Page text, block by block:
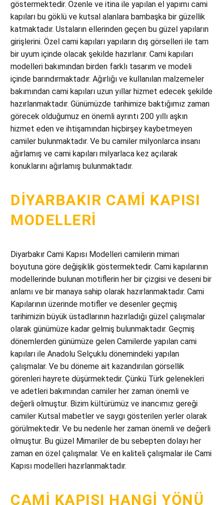
göstermektedir. Özenle ve itina ile yapılan el yapımı cami
kapıları bu göklü ve kutsal alanlara bambaşka bir güzellik
katmaktadır. Ustaların ellerinden geçen bu güzel yapıların
girişlerini. Özel cami kapıları yapıların dış görselleri ile tam
bir uyum içinde olacak şekilde hazırlanır. Cami kapıları
modelleri bakımından birden farklı tasarım ve modeli
içinde barındırmaktadır. Ağırlığı ve kullanılan malzemeler
bakımından cami kapıları uzun yıllar hizmet edecek şekilde
hazırlanmaktadır. Günümüzde tarihimize baktığımız zaman
görecek olduğumuz en önemli ayrıntı 200 yıllı aşkın
hizmet eden ve ihtişamından hiçbirşey kaybetmeyen
camiler bulunmaktadır. Ve bu camiler milyonlarca insanı
ağırlamış ve cami kapıları milyarlaca kez açılarak
konuklarını ağırlamış bulunmaktadır.
DIYARBAKIR CAMI KAPISI
MODELLERI
Diyarbakır Cami Kapısı Modelleri camilerin mimari
boyutuna göre değişiklik göstermektedir. Cami kapılarının
modellerinde bulunan motiflerin her bir çizgisi ve deseni bir
anlamı ve bir manaya sahip olarak hazırlanmaktadır. Cami
Kapılarının üzerinde motifler ve desenler geçmiş
tarihimizin büyük üstadlarının hazırladığı güzel çalışmalar
olarak günümüze kadar gelmiş bulunmaktadır. Geçmiş
dönemlerden günümüze gelen Camilerde yapılan cami
kapıları ile Anadolu Selçuklu dönemindeki yapılan
çalışmalar. Ve bu döneme ait kazandırılan görsellik
görenleri hayrete düşürmektedir. Çünkü Türk gelenekleri
ve adetleri bakımından camiler her zaman önemli ve
değerli olmuştur. Bizim kültürümüz ve inancımız gereği
camiler Kutsal mabetler ve saygı gösterilen yerler olarak
görülmektedir. Ve bu nedenle her zaman önemli ve değerli
olmuştur. Bu güzel Mimariler de bu sebepten dolayı her
zaman en özel çalışmalar. Ve en kaliteli çalışmalar ile Cami
Kapısı modelleri hazırlanmaktadır.
CAMI KAPISI HANGI YÖNÜ